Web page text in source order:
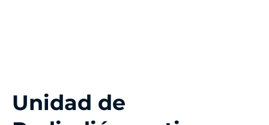
Unidad de